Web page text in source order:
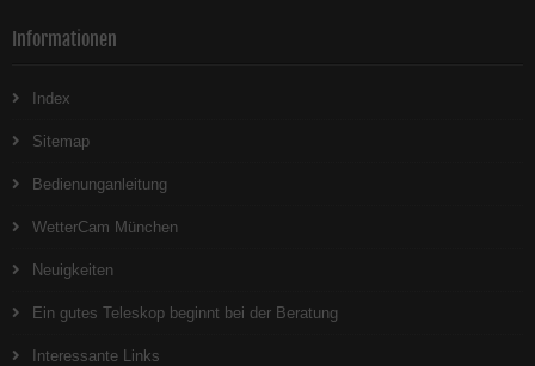
Informationen
Index
Sitemap
Bedienunganleitung
WetterCam München
Neuigkeiten
Ein gutes Teleskop beginnt bei der Beratung
Interessante Links